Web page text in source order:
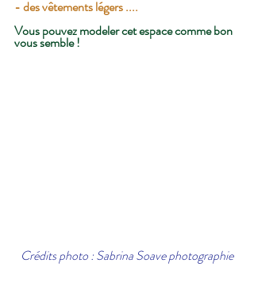
- des vêtements légers ....
Vous pouvez modeler cet espace comme bon
vous semble !
Crédits photo : Sabrina Soave photographie